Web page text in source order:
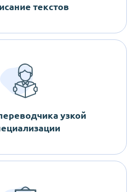
текстов
узкой